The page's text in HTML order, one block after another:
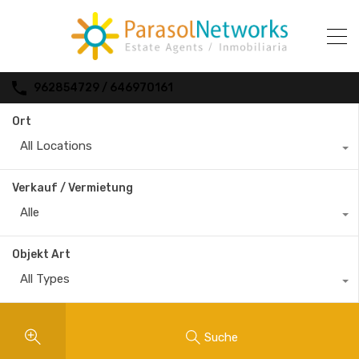
962854729 / 646970161
Ort
All Locations
Verkauf / Vermietung
Alle
Objekt Art
All Types
Suche